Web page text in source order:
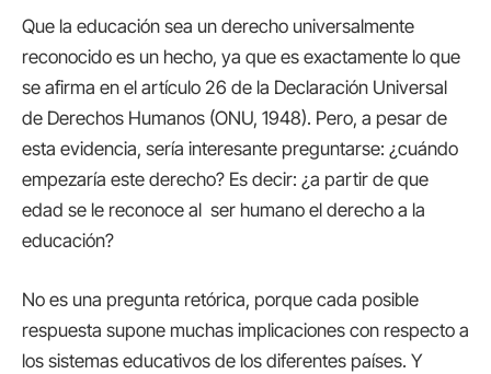
Que la educación sea un derecho universalmente
reconocido es un hecho, ya que es exactamente lo que
se afirma en el artículo 26 de la Declaración Universal
de Derechos Humanos (ONU, 1948). Pero, a pesar de
esta evidencia, sería interesante preguntarse: ¿cuándo
empezaría este derecho? Es decir: ¿a partir de que
edad se le reconoce al ser humano el derecho a la
educación?
No es una pregunta retórica, porque cada posible
respuesta supone muchas implicaciones con respecto a
los sistemas educativos de los diferentes países. Y